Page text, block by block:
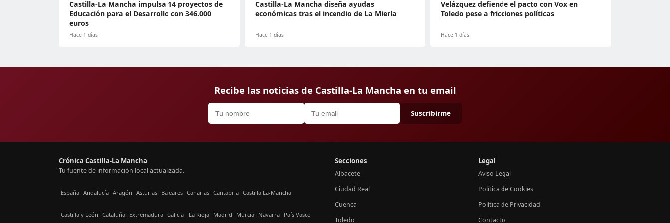
Castilla-La Mancha impulsa 14 proyectos de
Educación para el Desarrollo con 346.000
euros
Hace 1 días
Castilla-La Mancha diseña ayudas
económicas tras el incendio de La Mierla
Hace 1 días
Velázquez defiende el pacto con Vox en
Toledo pese a fricciones políticas
Hace 1 días
Recibe las noticias de Castilla-La Mancha en tu email
Suscribirme
Crónica Castilla-La Mancha
Tu fuente de información local actualizada.
España Andalucía Aragón Asturias Baleares Canarias Cantabria Castilla La-Mancha
Castilla y León Cataluña Extremadura Galicia La Rioja Madrid Murcia Navarra País Vasco
Secciones
Albacete
Ciudad Real
Cuenca
Toledo
Legal
Aviso Legal
Política de Cookies
Política de Privacidad
Contacto